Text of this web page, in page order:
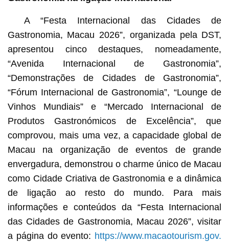
A “Festa Internacional das Cidades de
Gastronomia, Macau 2026”, organizada pela DST,
apresentou cinco destaques, nomeadamente,
“Avenida Internacional de Gastronomia”,
“Demonstrações de Cidades de Gastronomia”,
“Fórum Internacional de Gastronomia”, “Lounge de
Vinhos Mundiais” e “Mercado Internacional de
Produtos Gastronómicos de Excelência”, que
comprovou, mais uma vez, a capacidade global de
Macau na organização de eventos de grande
envergadura, demonstrou o charme único de Macau
como Cidade Criativa de Gastronomia e a dinâmica
de ligação ao resto do mundo. Para mais
informações e conteúdos da “Festa Internacional
das Cidades de Gastronomia, Macau 2026”, visitar
a página do evento: https://www.macaotourism.gov.